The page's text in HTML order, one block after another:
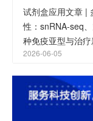
试剂盒应用文章 |
性：snRNA-seq
种免疫亚型与治
2026-06-05